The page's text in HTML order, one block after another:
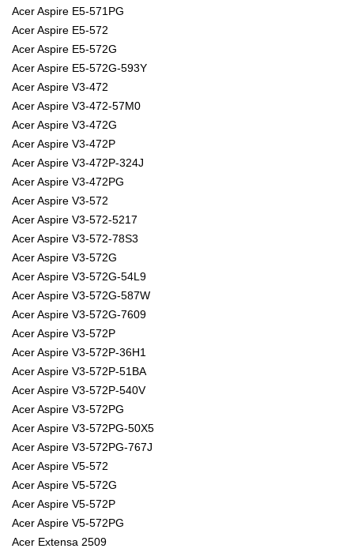
Acer Aspire E5-571PG
Acer Aspire E5-572
Acer Aspire E5-572G
Acer Aspire E5-572G-593Y
Acer Aspire V3-472
Acer Aspire V3-472-57M0
Acer Aspire V3-472G
Acer Aspire V3-472P
Acer Aspire V3-472P-324J
Acer Aspire V3-472PG
Acer Aspire V3-572
Acer Aspire V3-572-5217
Acer Aspire V3-572-78S3
Acer Aspire V3-572G
Acer Aspire V3-572G-54L9
Acer Aspire V3-572G-587W
Acer Aspire V3-572G-7609
Acer Aspire V3-572P
Acer Aspire V3-572P-36H1
Acer Aspire V3-572P-51BA
Acer Aspire V3-572P-540V
Acer Aspire V3-572PG
Acer Aspire V3-572PG-50X5
Acer Aspire V3-572PG-767J
Acer Aspire V5-572
Acer Aspire V5-572G
Acer Aspire V5-572P
Acer Aspire V5-572PG
Acer Extensa 2509